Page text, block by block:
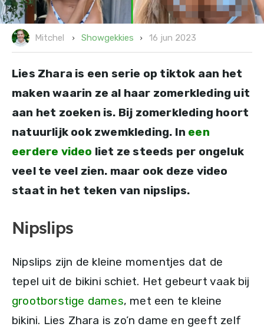
Mitchel Showgekkies 16 jun 2023
Lies Zhara is een serie op tiktok aan het
maken waarin ze al haar zomerkleding uit
aan het zoeken is. Bij zomerkleding hoort
natuurlijk ook zwemkleding. In een
eerdere video liet ze steeds per ongeluk
veel te veel zien. maar ook deze video
staat in het teken van nipslips.
Nipslips
Nipslips zijn de kleine momentjes dat de
tepel uit de bikini schiet. Het gebeurt vaak bij
grootborstige dames, met een te kleine
bikini. Lies Zhara is zo’n dame en geeft zelf